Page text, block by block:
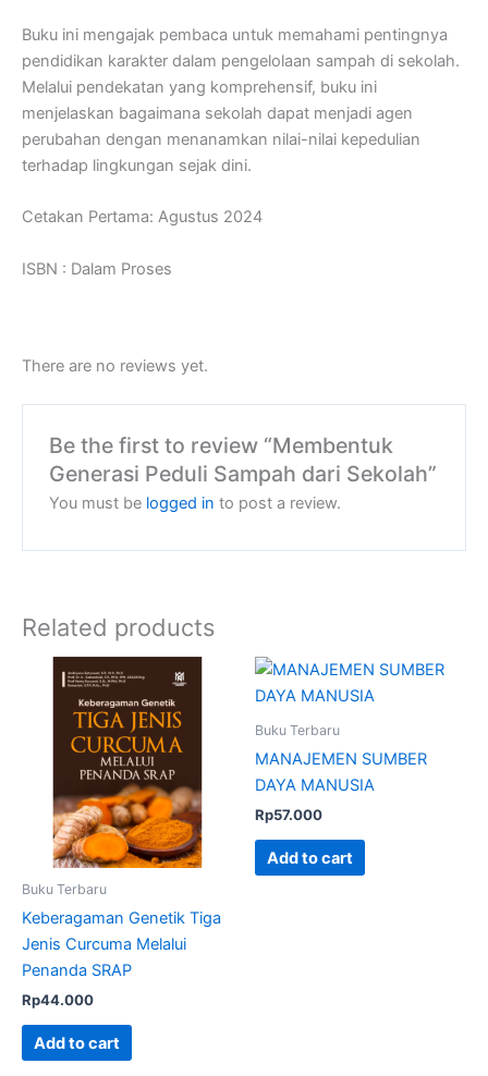
Buku ini mengajak pembaca untuk memahami pentingnya
pendidikan karakter dalam pengelolaan sampah di sekolah.
Melalui pendekatan yang komprehensif, buku ini
menjelaskan bagaimana sekolah dapat menjadi agen
perubahan dengan menanamkan nilai-nilai kepedulian
terhadap lingkungan sejak dini.
Cetakan Pertama: Agustus 2024
ISBN : Dalam Proses
There are no reviews yet.
Be the first to review “Membentuk
Generasi Peduli Sampah dari Sekolah”
You must be logged in to post a review.
Related products
Buku Terbaru
Keberagaman Genetik Tiga
Jenis Curcuma Melalui
Penanda SRAP
Rp44.000
Add to cart
Buku Terbaru
MANAJEMEN SUMBER
DAYA MANUSIA
Rp57.000
Add to cart